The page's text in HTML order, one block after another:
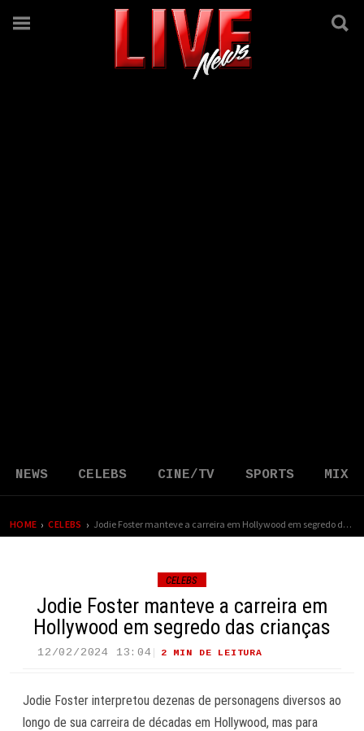
NEWS CELEBS CINE/TV SPORTS MIX
HOME › CELEBS › Jodie Foster manteve a carreira em Hollywood em segredo das crianças
CELEBS
Jodie Foster manteve a carreira em
Hollywood em segredo das crianças
12/02/2024 13:04 2 MIN DE LEITURA
Jodie Foster interpretou dezenas de personagens diversos ao
longo de sua carreira de décadas em Hollywood, mas para